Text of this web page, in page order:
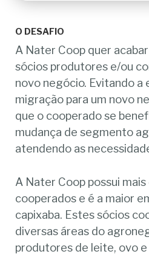
O DESAFIO
A Nater Coop quer
sócios produtores e/ou
novo negócio. Evitando a
migração para um novo
que o cooperado se
mudança de segmento
atendendo as
A Nater Coop possui
cooperados e é a maior
capixaba. Estes sócios
diversas áreas do
produtores de leite, ovo